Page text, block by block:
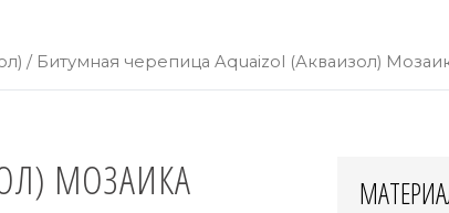
/ Битумная черепица Aquaizol (Акваизол)
МОЗАИКА